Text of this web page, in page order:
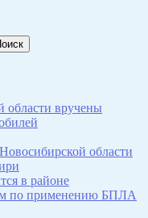
области вручены
области
в районе
по применению БПЛА